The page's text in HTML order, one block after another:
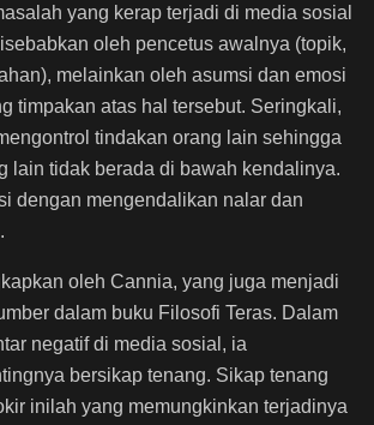
yang kerap terjadi di media sosial
oleh pencetus awalnya (topik,
melainkan oleh asumsi dan emosi
timpakan atas hal tersebut. Seringkali,
tindakan orang lain sehingga
lain tidak berada di bawah kendalinya.
dengan mengendalikan nalar dan
oleh Cannia, yang juga menjadi
dalam buku Filosofi Teras. Dalam
negatif di media sosial, ia
bersikap tenang. Sikap tenang
inilah yang memungkinkan terjadinya